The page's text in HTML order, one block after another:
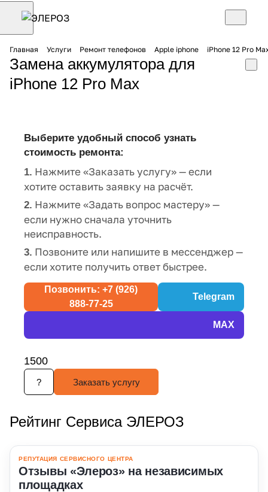
Главная Услуги Ремонт телефонов Apple iphone iPhone 12 Pro
Замена аккумулятора для
iPhone 12 Pro Max
Выберите удобный способ узнать
стоимость ремонта:
1. Нажмите «Заказать услугу» — если
хотите оставить заявку на расчёт.
2. Нажмите «Задать вопрос мастеру» —
если нужно сначала уточнить
неисправность.
3. Позвоните или напишите в мессенджер —
если хотите получить ответ быстрее.
Позвонить: +7 (926)
888-77-25
Telegram
MAX
1500
? Заказать услугу
Рейтинг Сервиса ЭЛЕРОЗ
РЕПУТАЦИЯ СЕРВИСНОГО ЦЕНТРА
Отзывы «Элероз» на независимых
площадках